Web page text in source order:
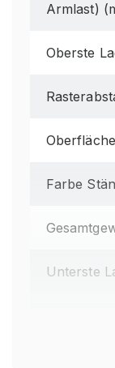
Armlast)
Oberste
Farbe
Unterste